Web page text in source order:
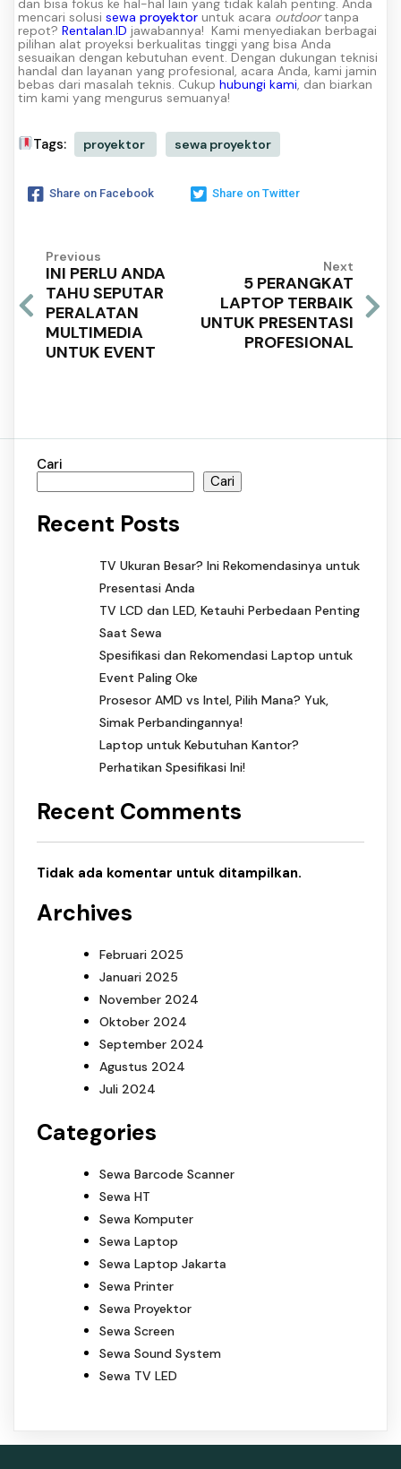
dan bisa fokus ke hal-hal lain yang tidak kalah penting. Anda
mencari solusi sewa proyektor untuk acara outdoortanpa
repot? Rentalan.ID jawabannya! Kami menyediakan berbagai
pilihan alat proyeksi berkualitas tinggi yang bisa Anda
sesuaikan dengan kebutuhan event. Dengan dukungan teknisi
handal dan layanan yang profesional, acara Anda, kami jamin
bebas dari masalah teknis. Cukup hubungi kami, dan biarkan
tim kami yang mengurus semuanya!
Tags: proyektor sewa proyektor
Share on Facebook Share on Twitter
Previous
INI PERLU ANDA
TAHU SEPUTAR
PERALATAN
MULTIMEDIA
UNTUK EVENT
Next
5 PERANGKAT
LAPTOP TERBAIK
UNTUK PRESENTASI
PROFESIONAL
Cari
Cari
Recent Posts
TV Ukuran Besar? Ini Rekomendasinya untuk
Presentasi Anda
TV LCD dan LED, Ketauhi Perbedaan Penting
Saat Sewa
Spesifikasi dan Rekomendasi Laptop untuk
Event Paling Oke
Prosesor AMD vs Intel, Pilih Mana? Yuk,
Simak Perbandingannya!
Laptop untuk Kebutuhan Kantor?
Perhatikan Spesifikasi Ini!
Recent Comments
Tidak ada komentar untuk ditampilkan.
Archives
Februari 2025
Januari 2025
November 2024
Oktober 2024
September 2024
Agustus 2024
Juli 2024
Categories
Sewa Barcode Scanner
Sewa HT
Sewa Komputer
Sewa Laptop
Sewa Laptop Jakarta
Sewa Printer
Sewa Proyektor
Sewa Screen
Sewa Sound System
Sewa TV LED